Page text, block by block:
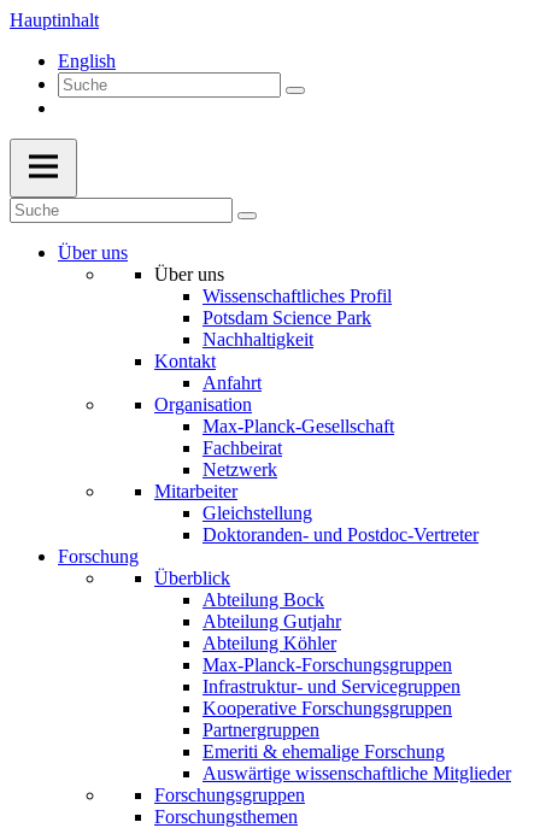
Hauptinhalt
English
Über uns
Über uns
Wissenschaftliches Profil
Potsdam Science Park
Nachhaltigkeit
Kontakt
Anfahrt
Organisation
Max-Planck-Gesellschaft
Fachbeirat
Netzwerk
Mitarbeiter
Gleichstellung
Doktoranden- und Postdoc-Vertreter
Forschung
Überblick
Abteilung Bock
Abteilung Gutjahr
Abteilung Köhler
Max-Planck-Forschungsgruppen
Infrastruktur- und Servicegruppen
Kooperative Forschungsgruppen
Partnergruppen
Emeriti & ehemalige Forschung
Auswärtige wissenschaftliche Mitglieder
Forschungsgruppen
Forschungsthemen